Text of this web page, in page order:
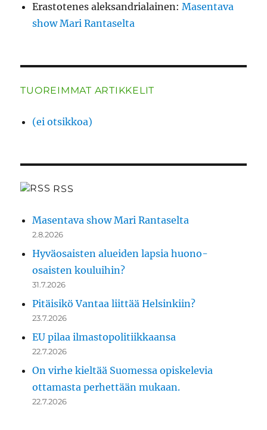
Erastotenes aleksandrialainen:Masentava
show Mari Rantaselta
TUOREIMMAT ARTIKKELIT
(ei otsikkoa)
RSS
Masentava show Mari Rantaselta
2.8.2026
Hyväosaisten alueiden lapsia huono-
osaisten kouluihin?
31.7.2026
Pitäisikö Vantaa liittää Helsinkiin?
23.7.2026
EU pilaa ilmastopolitiikkaansa
22.7.2026
On virhe kieltää Suomessa opiskelevia
ottamasta perhettään mukaan.
22.7.2026